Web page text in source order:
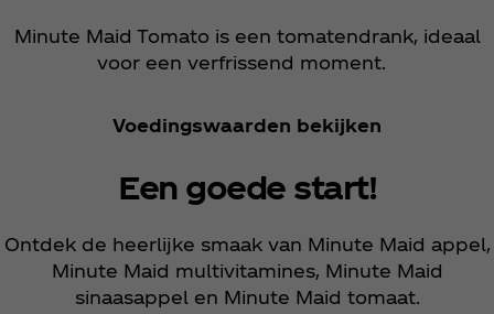
Minute Maid Tomato is een tomatendrank, ideaal
voor een verfrissend moment.
Voedingswaarden bekijken
Een goede start!
Ontdek de heerlijke smaak van Minute Maid appel,
Minute Maid multivitamines, Minute Maid
sinaasappel en Minute Maid tomaat.